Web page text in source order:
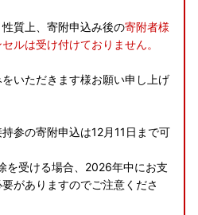
質上、寄附申込み後の寄附者様
ルは受け付けておりません。
いただきます様お願い申し上げ
参の寄附申込は12月11日まで可
を受ける場合、2026年中にお支
がありますのでご注意くださ